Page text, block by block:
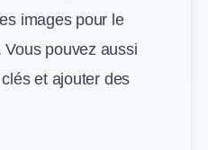
images pour le
pouvez aussi
et ajouter des